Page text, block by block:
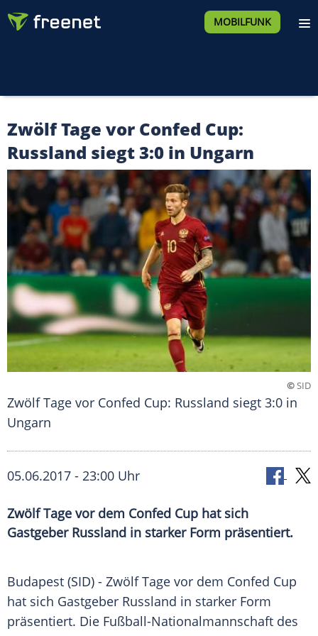
MOBILFUNK
Zwölf Tage vor Confed Cup:
Russland siegt 3:0 in Ungarn
©SID
Zwölf Tage vor Confed Cup: Russland siegt 3:0 in
Ungarn
05.06.2017 - 23:00 Uhr
Zwölf Tage vor dem Confed Cup hat sich
Gastgeber Russland in starker Form präsentiert.
Budapest (SID) - Zwölf Tage vor dem Confed Cup
hat sich Gastgeber Russland in starker Form
präsentiert. Die Fußball-Nationalmannschaft des